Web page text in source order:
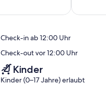
(12
Check-in ab 12:00 Uhr
Check-out vor 12:00 Uhr
Kinder
Kinder (0–17 Jahre) erlaubt